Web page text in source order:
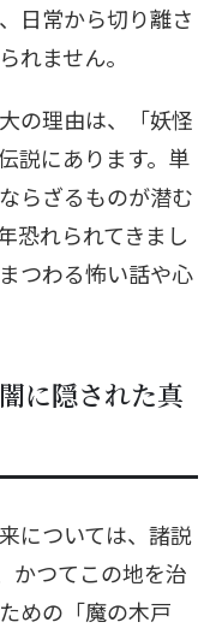
日常から切り離さ
れません。
の理由は、「妖怪
説にあります。単
らざるものが潜む
恐れられてきまし
つわる怖い話や心
に隠された真
については、諸説
かつてこの地を治
めの「魔の木戸